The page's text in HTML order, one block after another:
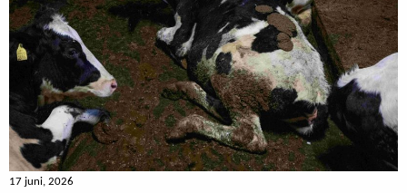
17 juni, 2026